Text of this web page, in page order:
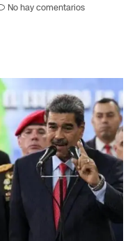
No hay comentarios